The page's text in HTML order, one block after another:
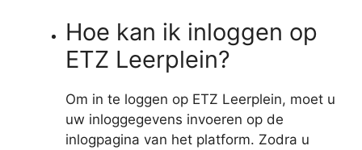
Hoe kan ik inloggen op
ETZ Leerplein?
Om in te loggen op ETZ Leerplein, moet u
uw inloggegevens invoeren op de
inlogpagina van het platform. Zodra u